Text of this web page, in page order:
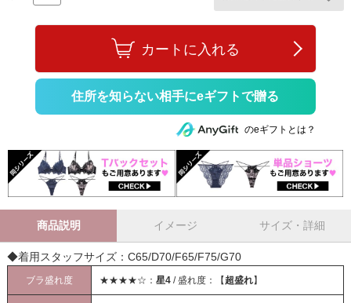
カートに入れる
住所を知らない相手にeギフトで贈る
のeギフトとは？
商品説明 イメージ サイズ・詳細
◆着用スタッフサイズ：C65/D70/F65/F75/G70
ブラ盛れ度 ★★★★☆： 星4/ 盛れ度：【超盛れ】